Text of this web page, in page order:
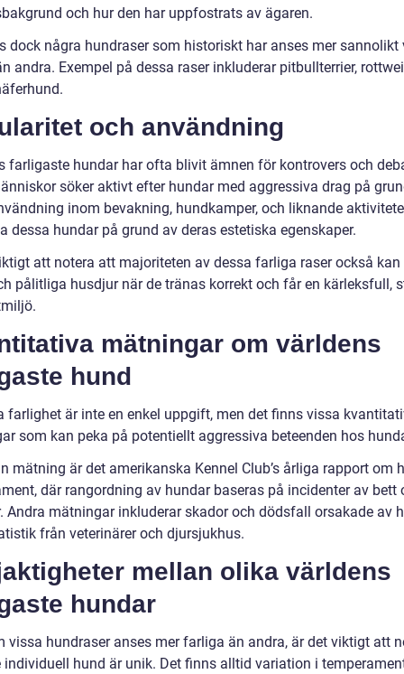
och hur den har uppfostrats av ägaren.
dock några hundraser som historiskt har anses mer sannolikt
andra. Exempel på dessa raser inkluderar pitbullterrier,
och användning
farligaste hundar har ofta blivit ämnen för kontrovers och
söker aktivt efter hundar med aggressiva drag på
inom bevakning, hundkamper, och liknande
dessa hundar på grund av deras estetiska egenskaper.
att notera att majoriteten av dessa farliga raser också kan
pålitliga husdjur när de tränas korrekt och får en kärleksfull,
mätningar om världens
hund
farlighet är inte en enkel uppgift, men det finns vissa
som kan peka på potentiellt aggressiva beteenden hos
mätning är det amerikanska Kennel Club’s årliga rapport om
där rangordning av hundar baseras på incidenter av bett
Andra mätningar inkluderar skador och dödsfall orsakade av
från veterinärer och djursjukhus.
mellan olika världens
hundar
vissa hundraser anses mer farliga än andra, är det viktigt att
individuell hund är unik. Det finns alltid variation i